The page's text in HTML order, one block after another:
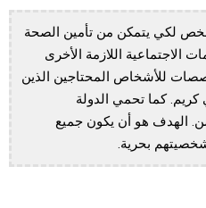
لكي يتمكن من تأمين الصحة
الاجتماعية اللازمة الأخرى
للأشخاص المحتاجين الذين
كما تحمي الدولة
الهدف هو أن يكون جميع
شخصيتهم بحرية.